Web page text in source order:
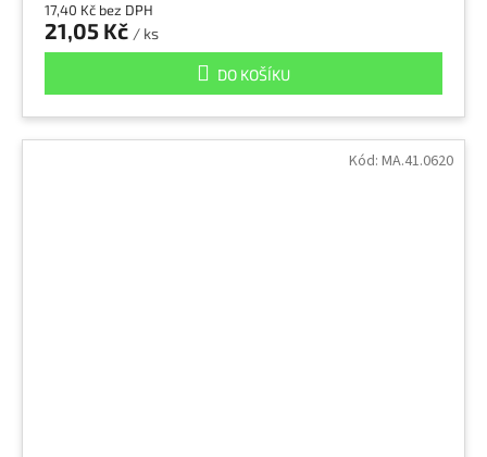
17,40 Kč bez DPH
21,05 Kč / ks
DO KOŠÍKU
Kód: MA.41.0620